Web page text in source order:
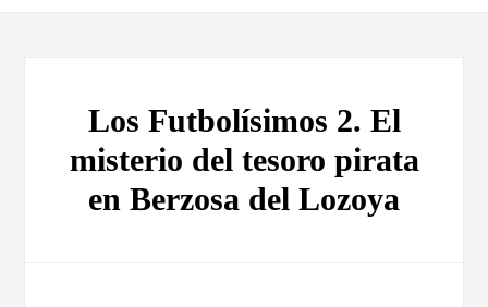
Los Futbolísimos 2. El
misterio del tesoro pirata
en Berzosa del Lozoya